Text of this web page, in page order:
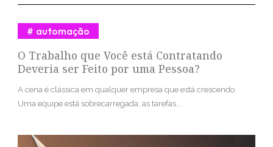
O Trabalho que Você está Contratando
Deveria ser Feito por uma Pessoa?
automação
A cena é clássica em qualquer empresa que está crescendo.
Uma equipe está sobrecarregada, as tarefas...